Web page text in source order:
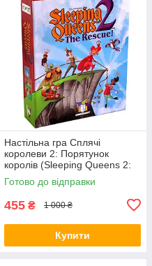
Настільна гра Сплячі
королеви 2: Порятунок
королів (Sleeping Queens 2:
The Rescue) + правила РУС /
УКР
Готово до відправки
455 ₴ 1 000 ₴
Купити